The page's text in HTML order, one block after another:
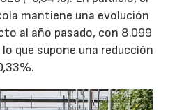
mantiene una evolución
al año pasado, con 8.099
que supone una reducción